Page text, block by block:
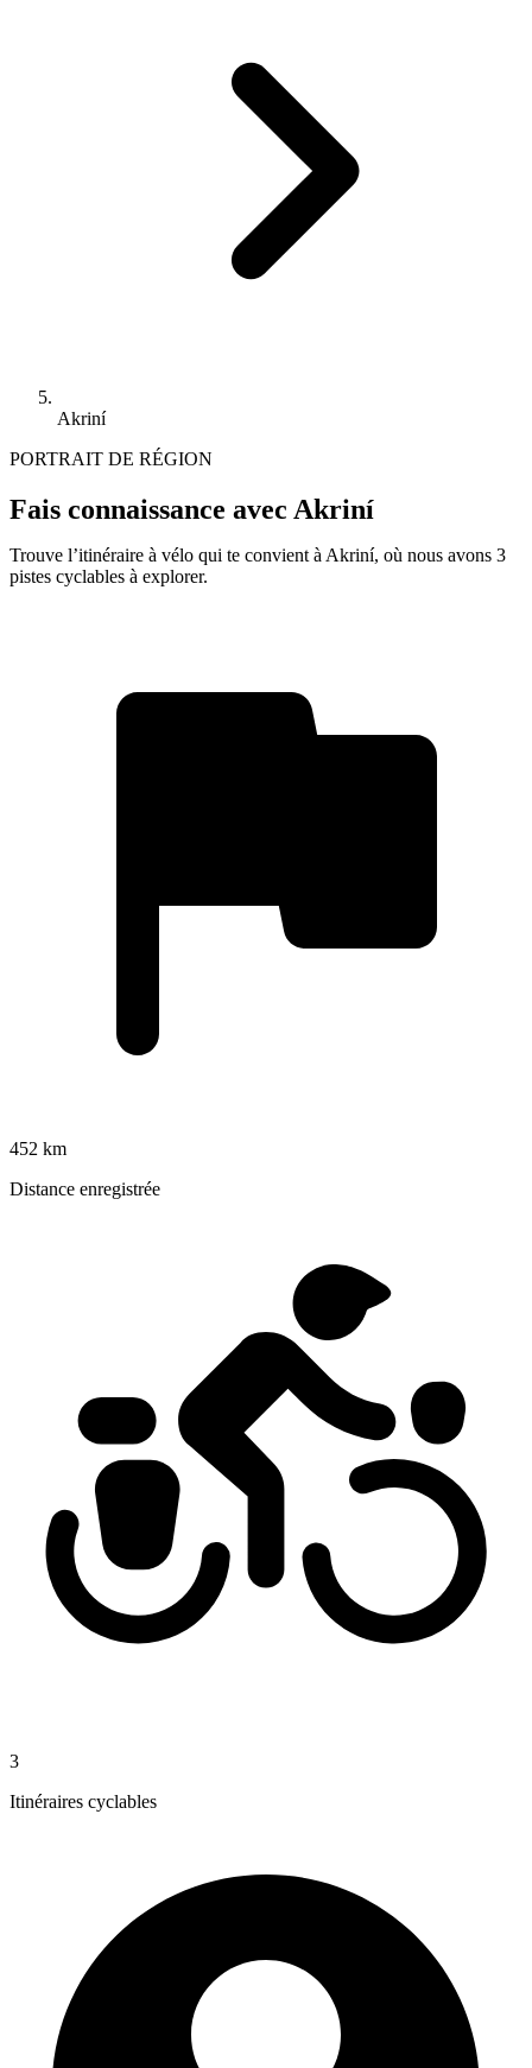
Akriní
PORTRAIT DE RÉGION
Fais connaissance avec Akriní
Trouve l’itinéraire à vélo qui te convient à Akriní, où nous avons 3
pistes cyclables à explorer.
452 km
Distance enregistrée
3
Itinéraires cyclables